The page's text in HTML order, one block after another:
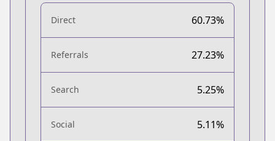
Direct 60.73%
Referrals 27.23%
Search 5.25%
Social 5.11%